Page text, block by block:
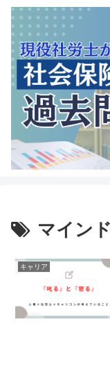
マイン
キャリア